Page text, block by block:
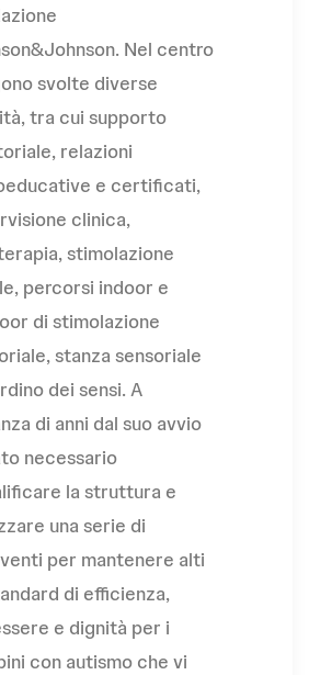
Nel centro
svolte diverse
tra cui supporto
relazioni
e certificati,
clinica,
stimolazione
percorsi indoor e
di stimolazione
stanza sensoriale
dei sensi. A
di anni dal suo avvio
necessario
la struttura e
una serie di
per mantenere alti
di efficienza,
e dignità per i
con autismo che vi